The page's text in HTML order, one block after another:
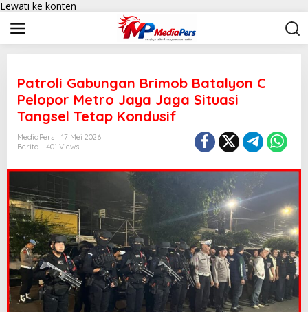
Lewati ke konten
Patroli Gabungan Brimob Batalyon C
Pelopor Metro Jaya Jaga Situasi
Tangsel Tetap Kondusif
MediaPers
17 Mei 2026
Berita
401 Views